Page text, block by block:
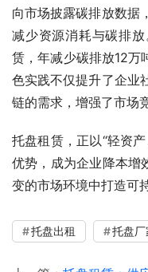
向市场披露碳排放数据
减少资源消耗与碳排
赁，年减少碳排放12
色实践不仅提升了企业
链的需求，增强了市场
托盘租赁，正以“轻资
优势，成为企业降本增
变的市场环境中打造可
托盘出租 托盘厂